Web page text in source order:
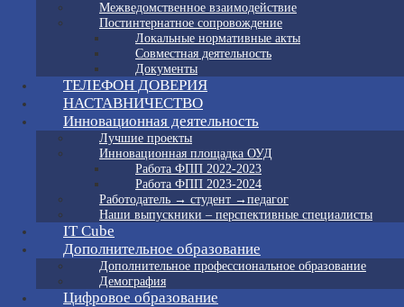
Межведомственное взаимодействие
Постинтернатное сопровождение
Локальные нормативные акты
Совместная деятельность
Документы
ТЕЛЕФОН ДОВЕРИЯ
НАСТАВНИЧЕСТВО
Инновационная деятельность
Лучшие проекты
Инновационная площадка ОУД
Работа ФПП 2022-2023
Работа ФПП 2023-2024
Работодатель → студент →педагог
Наши выпускники – перспективные специалисты
IT Cube
Дополнительное образование
Дополнительное профессиональное образование
Демография
Цифровое образование